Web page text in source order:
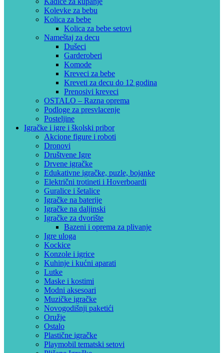
Kolevke za bebu
Kolica za bebe
Kolica za bebe setovi
Nameštaj za decu
Dušeci
Garderoberi
Komode
Kreveci za bebe
Kreveti za decu do 12 godina
Prenosivi kreveci
OSTALO – Razna oprema
Podloge za presvlacenje
Posteljine
Igračke i igre i školski pribor
Akcione figure i roboti
Dronovi
Društvene Igre
Drvene igračke
Edukativne igračke, puzle, bojanke
Električni trotineti i Hoverboardi
Guralice i šetalice
Igračke na baterije
Igračke na daljinski
‎Igračke za dvorište
Bazeni i oprema za plivanje
Igre uloga
Kockice
Konzole i igrice
Kuhinje i kućni aparati
Lutke
Maske i kostimi
Modni aksesoari
Muzičke igračke
Novogodišnji paketići
Oružje
Ostalo
Plastične igračke
Playmobil tematski setovi